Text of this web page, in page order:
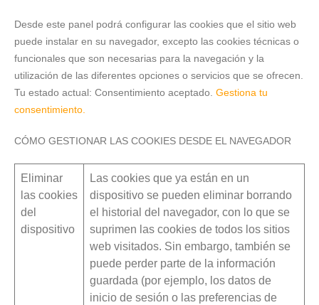
Desde este panel podrá configurar las cookies que el sitio web
puede instalar en su navegador, excepto las cookies técnicas o
funcionales que son necesarias para la navegación y la
utilización de las diferentes opciones o servicios que se ofrecen.
Tu estado actual: Consentimiento aceptado. Gestiona tu
consentimiento.
CÓMO GESTIONAR LAS COOKIES DESDE EL NAVEGADOR
Eliminar
las cookies
del
dispositivo
Las cookies que ya están en un
dispositivo se pueden eliminar borrando
el historial del navegador, con lo que se
suprimen las cookies de todos los sitios
web visitados. Sin embargo, también se
puede perder parte de la información
guardada (por ejemplo, los datos de
inicio de sesión o las preferencias de